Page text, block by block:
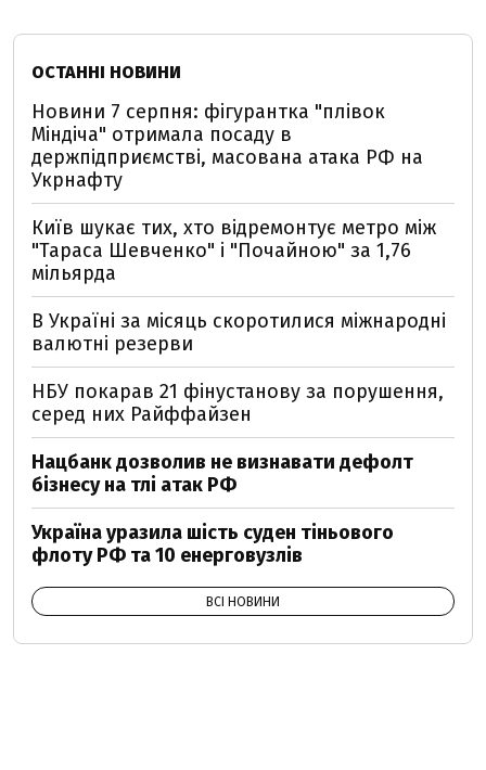
ОСТАННІ НОВИНИ
Новини 7 серпня: фігурантка "плівок
Міндіча" отримала посаду в
держпідприємстві, масована атака РФ на
Укрнафту
Київ шукає тих, хто відремонтує метро між
"Тараса Шевченко" і "Почайною" за 1,76
мільярда
В Україні за місяць скоротилися міжнародні
валютні резерви
НБУ покарав 21 фінустанову за порушення,
серед них Райффайзен
Нацбанк дозволив не визнавати дефолт
бізнесу на тлі атак РФ
Україна уразила шість суден тіньового
флоту РФ та 10 енерговузлів
ВСІ НОВИНИ